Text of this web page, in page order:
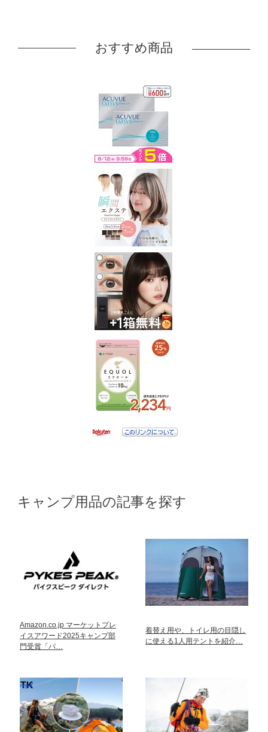
おすすめ商品
キャンプ用品の記事を探す
Amazon.co.jp マーケットプレ
イスアワード2025キャンプ部
門受賞「パ…
着替え用や、トイレ用の目隠し
に使える1人用テントを紹介…